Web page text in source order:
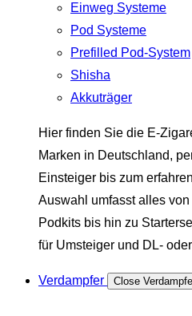
Einweg Systeme
Pod Systeme
Prefilled Pod-System
Shisha
Akkuträger
Hier finden Sie die E-
Marken in Deutschland,
Einsteiger bis zum
Auswahl umfasst alles
Podkits bis hin zu
für Umsteiger und DL-
Verdampfer Close